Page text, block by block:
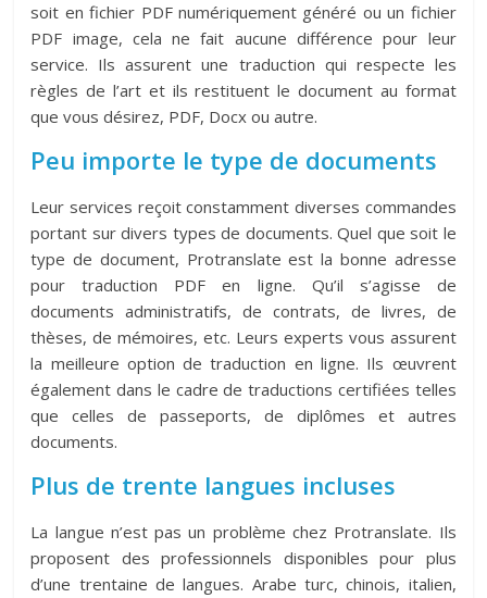
soit en fichier PDF numériquement généré ou un fichier
PDF image, cela ne fait aucune différence pour leur
service. Ils assurent une traduction qui respecte les
règles de l’art et ils restituent le document au format
que vous désirez, PDF, Docx ou autre.
Peu importe le type de documents
Leur services reçoit constamment diverses commandes
portant sur divers types de documents. Quel que soit le
type de document, Protranslate est la bonne adresse
pour traduction PDF en ligne. Qu’il s’agisse de
documents administratifs, de contrats, de livres, de
thèses, de mémoires, etc. Leurs experts vous assurent
la meilleure option de traduction en ligne. Ils œuvrent
également dans le cadre de traductions certifiées telles
que celles de passeports, de diplômes et autres
documents.
Plus de trente langues incluses
La langue n’est pas un problème chez Protranslate. Ils
proposent des professionnels disponibles pour plus
d’une trentaine de langues. Arabe turc, chinois, italien,